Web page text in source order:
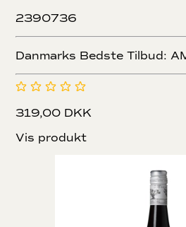
2390736
Danmarks Bedste Tilbud:
319,00 DKK
Vis produkt